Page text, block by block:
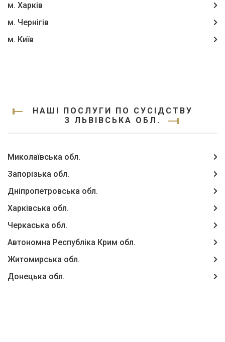
м. Харків
м. Чернігів
м. Київ
НАШІ ПОСЛУГИ ПО СУСІДСТВУ
З ЛЬВІВСЬКА ОБЛ.
Миколаївська обл.
Запорізька обл.
Дніпропетровська обл.
Харківська обл.
Черкаська обл.
Автономна Республіка Крим обл.
Житомирська обл.
Донецька обл.